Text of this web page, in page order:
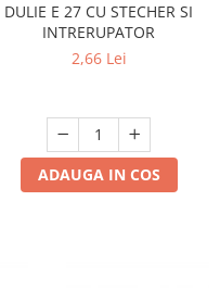
DULIE E 27 CU STECHER SI
INTRERUPATOR
2,66 Lei
ADAUGA IN COS